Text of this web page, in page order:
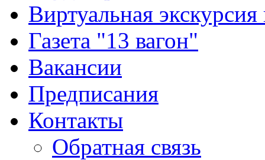
Виртуальная
Газета "13 вагон"
Вакансии
Предписания
Контакты
Обратная связь